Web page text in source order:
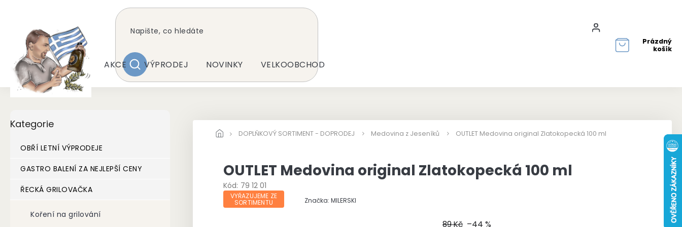
Přihlášení
HLEDAT
Prázdný
košík
AKCE VÝPRODEJ NOVINKY VELKOOBCHOD
DOPLŇKOVÝ SORTIMENT - DOPRODEJ Medovina z Jeseníků OUTLET Medovina original Zlatokopecká 100 ml
o
kategorie
Kategorie
OBŘÍ LETNÍ VÝPRODEJE
GASTRO BALENÍ ZA NEJLEPŠÍ CENY
ŘECKÁ GRILOVAČKA
Koření na grilování
OUTLET Medovina original Zlatokopecká 100 ml
Kód: 79 12 01
VYŘAZUJEME ZE
SORTIMENTU Značka:MILERSKI
89 Kč –44 %